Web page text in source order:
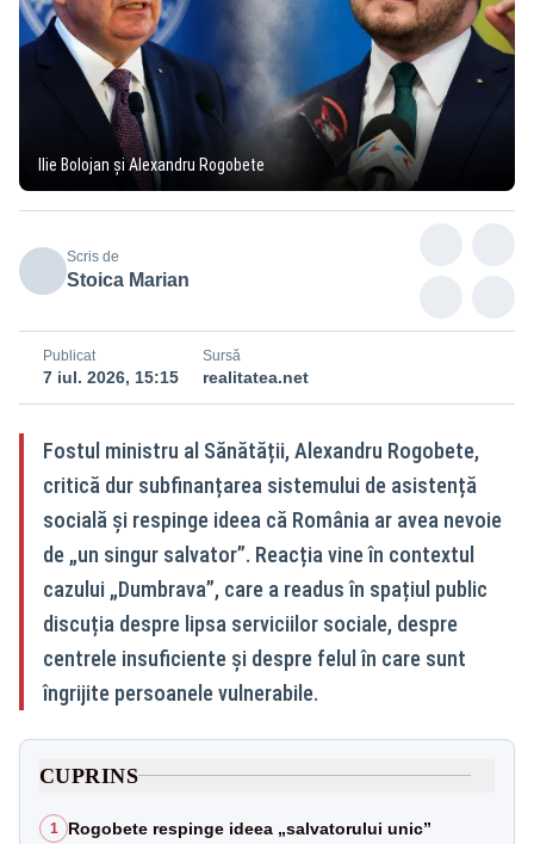
Ilie Bolojan și Alexandru Rogobete
Scris de
Stoica Marian
Publicat
7 iul. 2026, 15:15
Sursă
realitatea.net
Fostul ministru al Sănătății, Alexandru Rogobete,
critică dur subfinanțarea sistemului de asistență
socială și respinge ideea că România ar avea nevoie
de „un singur salvator”. Reacția vine în contextul
cazului „Dumbrava”, care a readus în spațiul public
discuția despre lipsa serviciilor sociale, despre
centrele insuficiente și despre felul în care sunt
îngrijite persoanele vulnerabile.
CUPRINS
1 Rogobete respinge ideea „salvatorului unic”